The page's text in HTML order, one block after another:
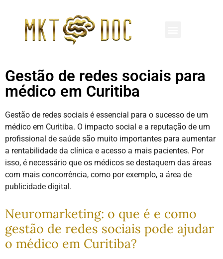
Gestão de redes sociais para
médico em Curitiba
Gestão de redes sociais é essencial para o sucesso de um
médico em Curitiba. O impacto social e a reputação de um
profissional de saúde são muito importantes para aumentar
a rentabilidade da clínica e acesso a mais pacientes. Por
isso, é necessário que os médicos se destaquem das áreas
com mais concorrência, como por exemplo, a área de
publicidade digital.
Neuromarketing: o que é e como
gestão de redes sociais pode ajudar
o médico em Curitiba?